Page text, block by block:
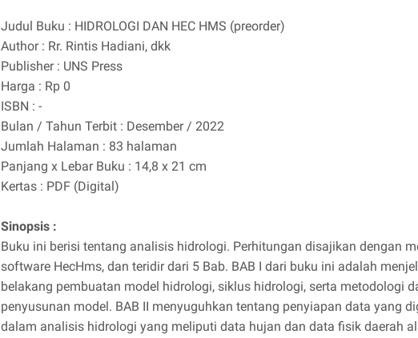
Judul Buku : HIDROLOGI DAN HEC HMS (preorder)
Author : Rr. Rintis Hadiani, dkk
Publisher : UNS Press
Harga : Rp 0
ISBN : -
Bulan / Tahun Terbit : Desember / 2022
Jumlah Halaman : 83 halaman
Panjang x Lebar Buku : 14,8 x 21 cm
Kertas : PDF (Digital)
Sinopsis :
Buku ini berisi tentang analisis hidrologi. Perhitungan disajikan dengan
software HecHms, dan teridir dari 5 Bab. BAB I dari buku ini adalah
belakang pembuatan model hidrologi, siklus hidrologi, serta metodologi
penyusunan model. BAB II menyuguhkan tentang penyiapan data yang
dalam analisis hidrologi yang meliputi data hujan dan data fisik daerah